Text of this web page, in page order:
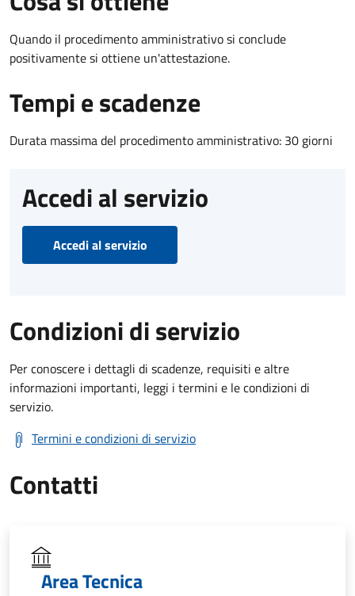
Quando il procedimento amministrativo si conclude
positivamente si ottiene un'attestazione.
Tempi e scadenze
Durata massima del procedimento amministrativo: 30 giorni
Accedi al servizio
Accedi al servizio
Condizioni di servizio
Per conoscere i dettagli di scadenze, requisiti e altre
informazioni importanti, leggi i termini e le condizioni di
servizio.
Termini e condizioni di servizio
Contatti
Area Tecnica